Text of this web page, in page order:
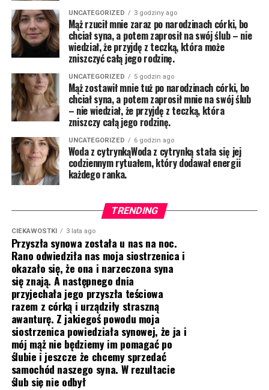
UNCATEGORIZED 3 godziny ago
Mąż rzucił mnie zaraz po narodzinach córki, bo
chciał syna, a potem zaprosił na swój ślub – nie
wiedział, że przyjdę z teczką, która może
zniszczyć całą jego rodzinę.
UNCATEGORIZED 5 godzin ago
Mąż zostawił mnie tuż po narodzinach córki, bo
chciał syna, a potem zaprosił mnie na swój ślub
– nie wiedział, że przyjdę z teczką, która
zniszczy całą jego rodzinę.
UNCATEGORIZED 6 godzin ago
Woda z cytrynkąWoda z cytrynką stała się jej
codziennym rytuałem, który dodawał energii
każdego ranka.
TRENDING
CIEKAWOSTKI 3 lata ago
Przyszła synowa została u nas na noc.
Rano odwiedziła nas moja siostrzenica i
okazało się, że ona i narzeczona syna
się znają. A następnego dnia
przyjechała jego przyszła teściowa
razem z córką i urządziły straszną
awanturę. Z jakiegoś powodu moja
siostrzenica powiedziała synowej, że ja i
mój mąż nie będziemy im pomagać po
ślubie i jeszcze że chcemy sprzedać
samochód naszego syna. W rezultacie
ślub się nie odbył